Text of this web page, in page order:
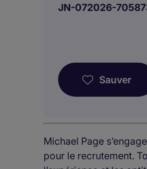
JN-072026-
Sauver
Michael Page
pour le recrutement.